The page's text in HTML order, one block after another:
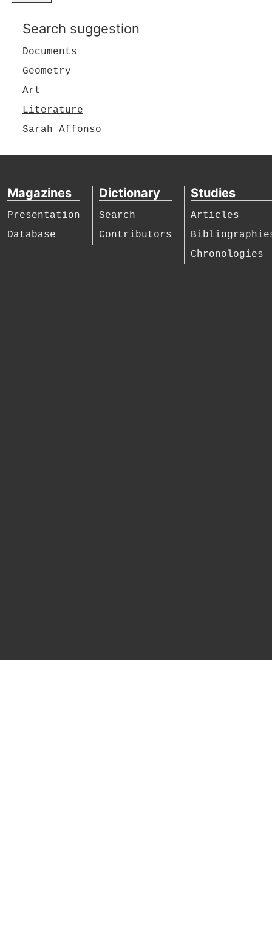
Search suggestion
Documents
Geometry
Art
Literature
Sarah Affonso
Magazines
Presentation
Database
Dictionary
Search
Contributors
Studies
Articles
Chronologies